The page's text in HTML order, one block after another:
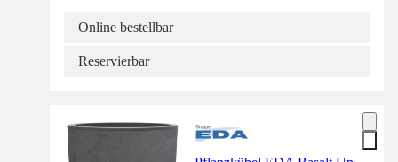
Online bestellbar
Reservierbar